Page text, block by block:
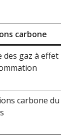
carbone
des gaz à effet
carbone du